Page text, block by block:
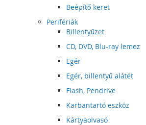
Beépítő keret
Perifériák
Billentyűzet
CD, DVD, Blu-ray lemez
Egér
Egér, billentyű alátét
Flash, Pendrive
Karbantartó eszköz
Kártyaolvasó